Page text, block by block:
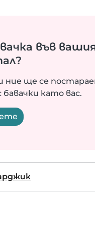
във
ние ще се
като вас.